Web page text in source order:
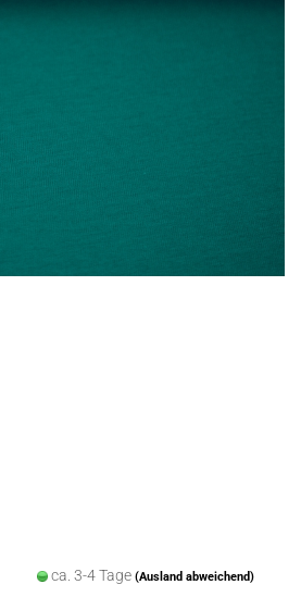
ca. 3-4 Tage (Ausland abweichend)